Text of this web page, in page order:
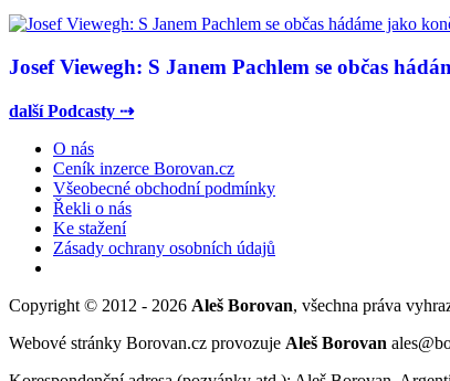
Josef Viewegh: S Janem Pachlem se občas
další Podcasty ⇢
O nás
Ceník inzerce Borovan.cz
Všeobecné obchodní podmínky
Řekli o nás
Ke stažení
Zásady ochrany osobních údajů
Copyright © 2012 - 2026 Aleš Borovan, všechna práva
Webové stránky Borovan.cz provozuje Aleš Borovan